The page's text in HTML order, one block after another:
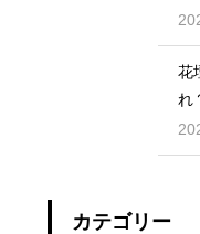
花
れ
カテゴリー